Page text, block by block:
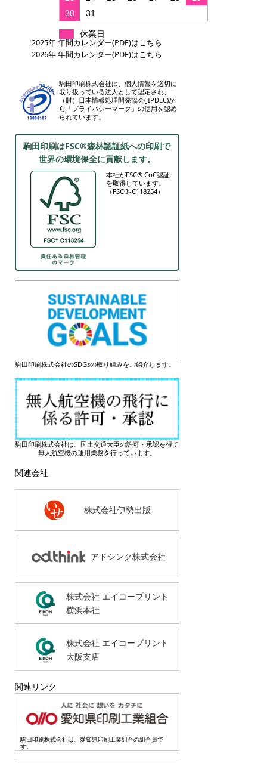
30
31
休業日
2025年 年間カレンダー(PDF)はこちら
2026年 年間カレンダー(PDF)はこちら
駒田印刷株式会社は、個人情報を適切に
取り扱っている法人として認定され、
（財）日本情報処理開発協会(JIPDEC)か
ら「プライバシーマーク」の使用を認め
られています。
駒田印刷はFSC®森林認証紙への印刷で
世界の環境保全に貢献します。
本社がFSC® CoC認証
を取得しています。
（FSC®-C118254）
駒田印刷株式会社のSDGsの取り組みをご紹介します。
駒田印刷株式会社は、国土交通大臣の許可・承認を得て
無人航空機の運用業務を行っています。
関連会社
株式会社伊勢出版
アドシンク株式会社
株式会社 エイコープリント
横浜本社
株式会社 エイコープリント
大阪支店
関連リンク
駒田印刷株式会社は、愛知県印刷工業組合の組合員で
す。